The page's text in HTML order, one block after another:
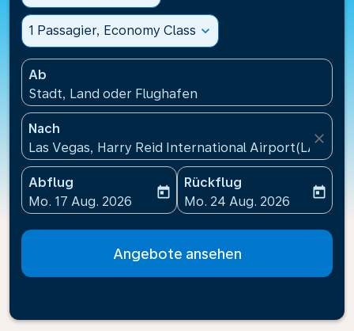
1 Passagier, Economy Class expand_more
Ab
Stadt, Land oder Flughafen
Nach
Las Vegas, Harry Reid International Airport(LAS),
close
Abflug
fc-booking-departure-date-aria-label
Mo. 17 Aug. 2026
today
Rückflug
fc-booking-return-date-
Mo. 24 Aug. 2026
today
Angebote ansehen